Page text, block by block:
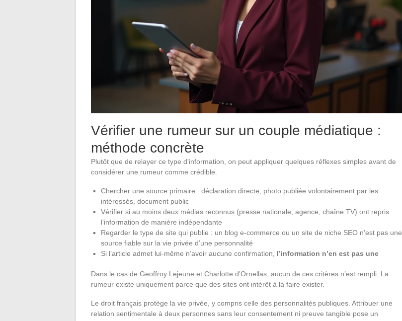
Vérifier une rumeur sur un couple médiatique :
méthode concrète
Plutôt que de relayer ce type d’information, on peut appliquer quelques réflexes simples avant de
considérer une rumeur comme crédible.
Chercher une source primaire : déclaration directe, photo publiée volontairement par les
intéressés, document public
Vérifier si au moins deux médias reconnus (presse nationale, agence, chaîne TV) ont repris
l’information de manière indépendante
Regarder le type de site qui publie : un blog e-commerce ou un site de niche SEO n’est pas une
source fiable sur la vie privée d’une personnalité
Si l’article admet lui-même n’avoir aucune confirmation, l’information n’en est pas une
Dans le cas de Geoffroy Lejeune et Charlotte d’Ornellas, aucun de ces critères n’est rempli. La
rumeur existe uniquement parce que des sites ont intérêt à la faire exister.
Le droit français protège la vie privée, y compris celle des personnalités publiques. Attribuer une
relation sentimentale à deux personnes sans leur consentement ni preuve tangible pose un